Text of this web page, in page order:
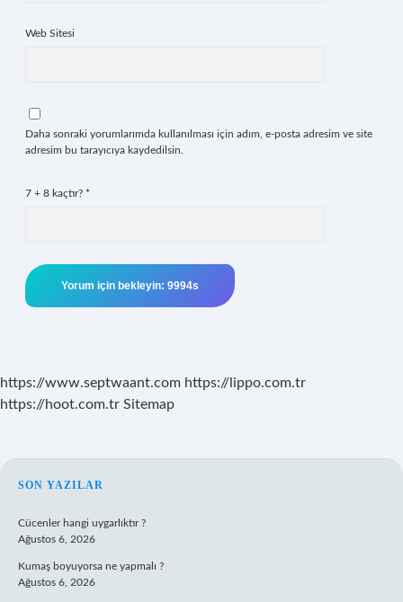
Web Sitesi
Daha sonraki yorumlarımda kullanılması için adım, e-posta adresim ve site
adresim bu tarayıcıya kaydedilsin.
7 + 8 kaçtır? *
https://www.septwaant.com https://lippo.com.tr
https://hoot.com.tr Sitemap
SIDEBAR
SON YAZILAR
Cücenler hangi uygarlıktır ?
Ağustos 6, 2026
Kumaş boyuyorsa ne yapmalı ?
Ağustos 6, 2026